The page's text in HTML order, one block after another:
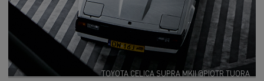
TOYOTA CELICA SUPRA MKII @PIOTR TUORA